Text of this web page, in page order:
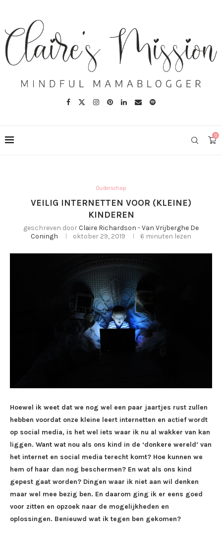
0
Ouderschap
VEILIG INTERNETTEN VOOR (KLEINE)
KINDEREN
geschreven doorClaire Richardson - Van Vrijberghe De
Coningh
oktober 29, 2019 6 minuten lezen
Hoewel ik weet dat we nog wel een paar jaartjes rust zullen
hebben voordat onze kleine leert internetten en actief wordt
op social media, is het wel iets waar ik nu al wakker van kan
liggen. Want wat nou als ons kind in de ‘donkere wereld’ van
het internet en social media terecht komt? Hoe kunnen we
hem of haar dan nog beschermen? En wat als ons kind
gepest gaat worden? Dingen waar ik niet aan wil denken
maar wel mee bezig ben. En daarom ging ik er eens goed
voor zitten en opzoek naar de mogelijkheden en
oplossingen. Benieuwd wat ik tegen ben gekomen?